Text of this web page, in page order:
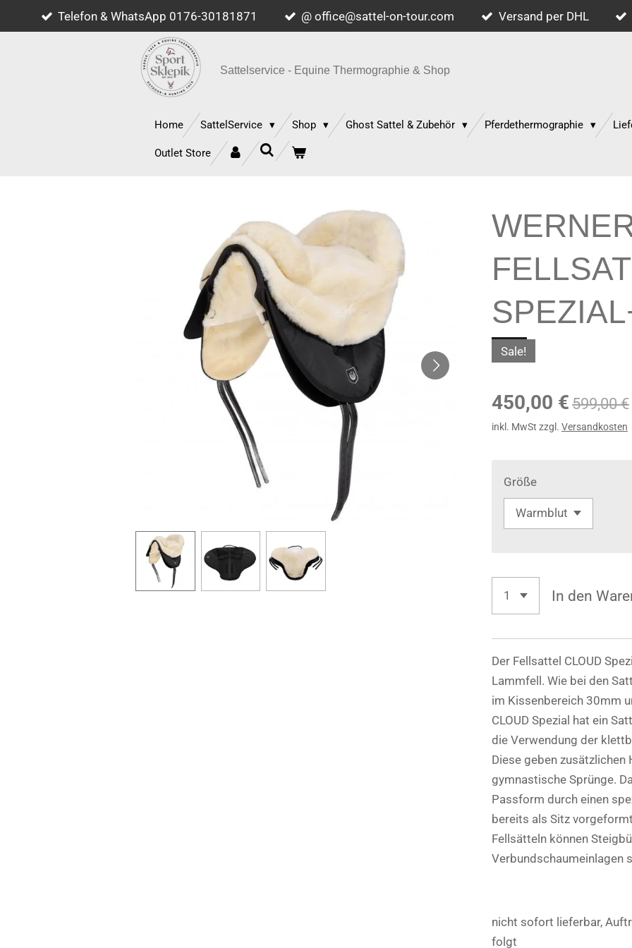
Hauptinhalt
Telefon & WhatsApp 0176-30181871 @ office@sattel-on-tour.com Versand per DHL
Sattelservice - Equine Thermographie & Shop
Home SattelService Shop Ghost Sattel & Zubehör Pferdethermographie
Outlet Store
Sale!
450,00 € 599,00 €
inkl. MwSt zzgl. Versandkosten
Größe
In den
Der Fellsattel CLOUD
Lammfell. Wie bei den
im Kissenbereich 30mm
CLOUD Spezial hat ein
die Verwendung der
Diese geben
gymnastische Sprünge.
Passform durch einen
bereits als Sitz
Fellsätteln können
Verbundschaumeinlagen
nicht sofort lieferbar,
folgt